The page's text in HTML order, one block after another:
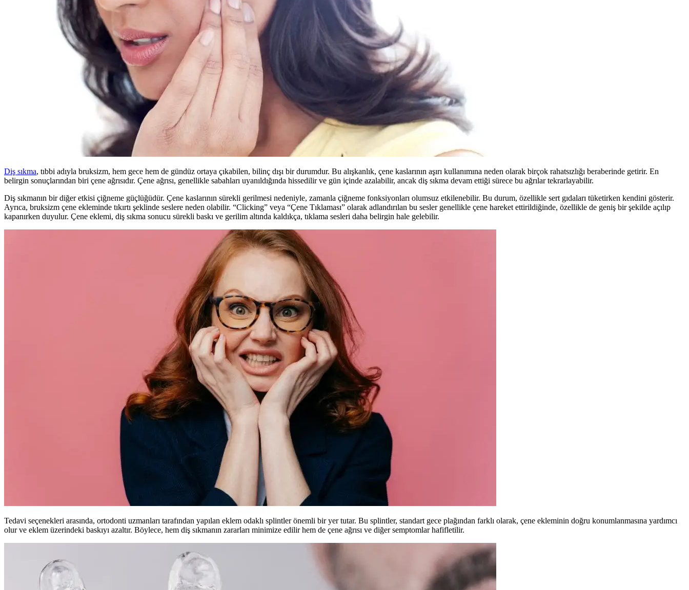
Diş sıkma, tıbbi adıyla bruksizm, hem gece hem de gündüz ortaya çıkabilen, bilinç dışı bir durumdur. Bu alışkanlık, çene kaslarının aşırı kullanımına neden olarak birçok rahatsızlığı beraberinde getirir. En
belirgin sonuçlarından biri çene ağrısıdır. Çene ağrısı, genellikle sabahları uyanıldığında hissedilir ve gün içinde azalabilir, ancak diş sıkma devam ettiği sürece bu ağrılar tekrarlayabilir.
Diş sıkmanın bir diğer etkisi çiğneme güçlüğüdür. Çene kaslarının sürekli gerilmesi nedeniyle, zamanla çiğneme fonksiyonları olumsuz etkilenebilir. Bu durum, özellikle sert gıdaları tüketirken kendini gösterir.
Ayrıca, bruksizm çene ekleminde tıkırtı şeklinde seslere neden olabilir. “Clicking” veya “Çene Tıklaması” olarak adlandırılan bu sesler genellikle çene hareket ettirildiğinde, özellikle de geniş bir şekilde açılıp
kapanırken duyulur. Çene eklemi, diş sıkma sonucu sürekli baskı ve gerilim altında kaldıkça, tıklama sesleri daha belirgin hale gelebilir.
Tedavi seçenekleri arasında, ortodonti uzmanları tarafından yapılan eklem odaklı splintler önemli bir yer tutar. Bu splintler, standart gece plağından farklı olarak, çene ekleminin doğru konumlanmasına yardımcı
olur ve eklem üzerindeki baskıyı azaltır. Böylece, hem diş sıkmanın zararları minimize edilir hem de çene ağrısı ve diğer semptomlar hafifletilir.